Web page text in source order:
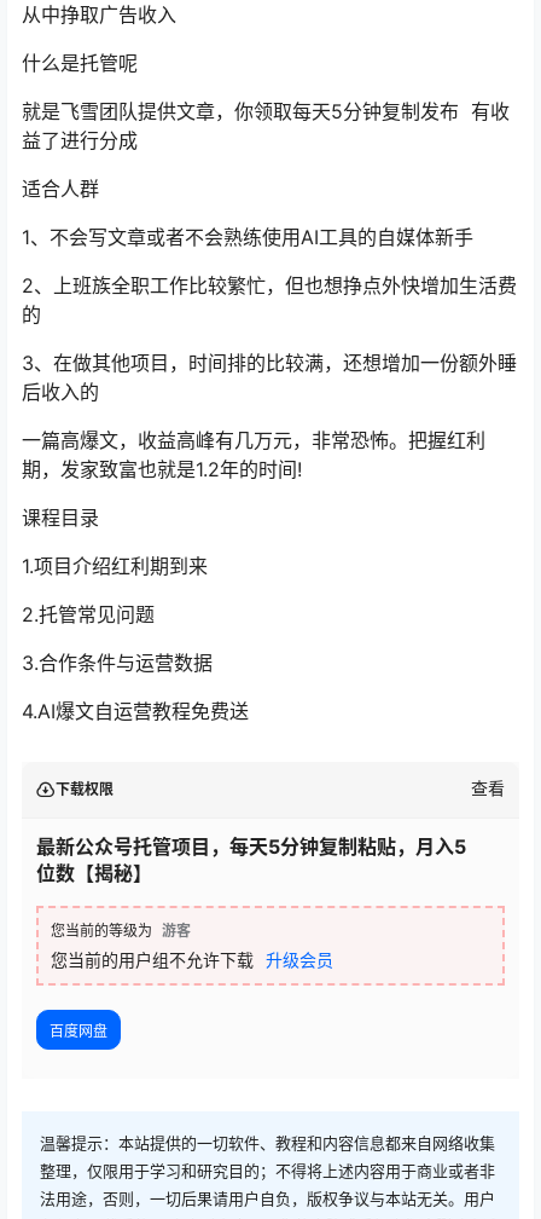
从中挣取广告收入
什么是托管呢
就是飞雪团队提供文章，你领取每天5分钟复制发布 有收
益了进行分成
适合人群
1、不会写文章或者不会熟练使用AI工具的自媒体新手
2、上班族全职工作比较繁忙，但也想挣点外快增加生活费
的
3、在做其他项目，时间排的比较满，还想增加一份额外睡
后收入的
一篇高爆文，收益高峰有几万元，非常恐怖。把握红利
期，发家致富也就是1.2年的时间!
课程目录
1.项目介绍红利期到来
2.托管常见问题
3.合作条件与运营数据
4.AI爆文自运营教程免费送
下载权限 查看
最新公众号托管项目，每天5分钟复制粘贴，月入5
位数【揭秘】
您当前的等级为 游客
您当前的用户组不允许下载 升级会员
百度网盘
温馨提示：本站提供的一切软件、教程和内容信息都来自网络收集
整理，仅限用于学习和研究目的；不得将上述内容用于商业或者非
法用途，否则，一切后果请用户自负，版权争议与本站无关。用户